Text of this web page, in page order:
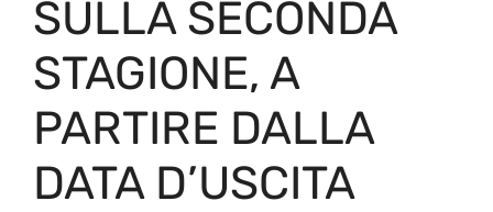
SULLA SECONDA
STAGIONE, A
PARTIRE DALLA
DATA D’USCITA